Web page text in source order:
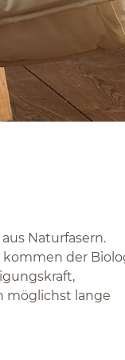
Naturfasern.
kommen der
möglichst lange